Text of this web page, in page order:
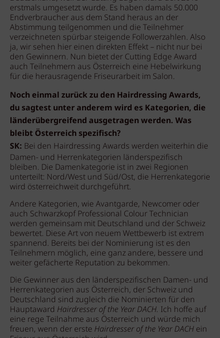
erstmals umgesetzt wurde. Es haben damals 50.000
Endverbraucher aus dem Stand heraus an der
Abstimmung teilgenommen und die Teilnehmer
verzeichneten spürbar steigende Followerzahlen. Also
ja, wir sehen hier einen direkten Effekt – nicht nur bei
den Gewinnern. Nun bietet der Cutting Edge Award
auch Teilnehmern aus Österreich eine Hebelwirkung
für die herausragende Friseurarbeit im Salon.
Noch einmal zurück zu den Hairdressing Awards,
du sagtest unter anderem wird es Kategorien, die
länderübergreifend ausgetragen werden. Was
bleibt Österreich spezifisch?
SK: Bei den Hairdressing Awards werden weiterhin die
Damen- und Herrenkategorien länderspezifisch
bleiben. Die Damenkategorie ist in zwei Regionen
unterteilt: Nord/West und Süd/Ost, die Herrenkategorie
wird österreichweit durchgeführt.
Andere Kategorien, wie Avantgarde, Newcomer oder
auch Schwarzkopf Professional Colour Technician
werden gemeinsam mit Deutschland und der Schweiz
bewertet. Diese Art von neuem Wettbewerb ist extrem
spannend. Bereits bei der Nominierung ist es den
Teilnehmern möglich, eine ganz andere, bessere und
weiter gefächerte Reputation zu bekommen.
Die Gewinner aus den länderspezifischen Damen- und
Herrenkategorien aus Österreich, der Schweiz und
Deutschland sind zugleich die Nominierten für den
Hauptaward Hairdresser of the Year DACH. Ich hoffe auf
eine rege Teilnahme aus Österreich und würde mich
freuen, wenn der erste Hairdresser of the Year DACH ein